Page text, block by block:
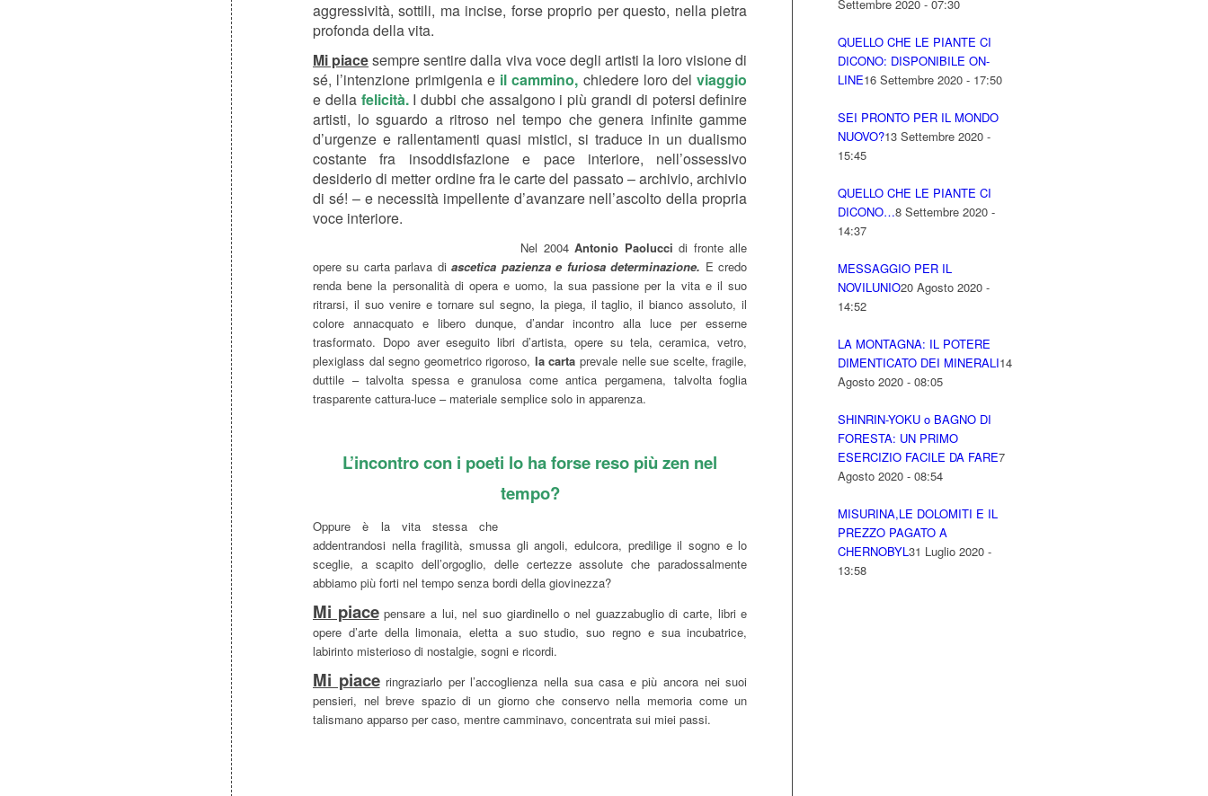
aggressività, sottili, ma incise, forse proprio per questo, nella pietra
profonda della vita.
Mi piacesempre sentire dalla viva voce degli artisti la loro visione di
sé, l’intenzione primigenia e il cammino, chiedere loro del viaggio
e della felicità. I dubbi che assalgono i più grandi di potersi definire
artisti, lo sguardo a ritroso nel tempo che genera infinite gamme
d’urgenze e rallentamenti quasi mistici, si traduce in un dualismo
costante fra insoddisfazione e pace interiore, nell’ossessivo
desiderio di metter ordine fra le carte del passato – archivio, archivio
di sé! – e necessità impellente d’avanzare nell’ascolto della propria
voce interiore.
Nel 2004Antonio Paolucci di fronte alle
opere su carta parlava diascetica pazienza e furiosa determinazione. E credo
renda bene la personalità di opera e uomo, la sua passione per la vita e il suo
ritrarsi, il suo venire e tornare sul segno, la piega, il taglio, il bianco assoluto, il
colore annacquato e libero dunque, d’andar incontro alla luce per esserne
trasformato. Dopo aver eseguito libri d’artista, opere su tela, ceramica, vetro,
plexiglass dal segno geometrico rigoroso, la carta prevale nelle sue scelte, fragile,
duttile – talvolta spessa e granulosa come antica pergamena, talvolta foglia
trasparente cattura-luce – materiale semplice solo in apparenza.
L’incontro con i poeti lo ha forse reso più zen nel
tempo?
Oppure è la vita stessa che
addentrandosi nella fragilità, smussa gli angoli, edulcora, predilige il sogno e lo
sceglie, a scapito dell’orgoglio, delle certezze assolute che paradossalmente
abbiamo più forti nel tempo senza bordi della giovinezza?
Mi piacepensare a lui, nel suo giardinello o nel guazzabuglio di carte, libri e
opere d’arte della limonaia, eletta a suo studio, suo regno e sua incubatrice,
labirinto misterioso di nostalgie, sogni e ricordi.
Mi piaceringraziarlo per l’accoglienza nella sua casa e più ancora nei suoi
pensieri, nel breve spazio di un giorno che conservo nella memoria come un
talismano apparso per caso, mentre camminavo, concentrata sui miei passi.
Settembre 2020 - 07:30
QUELLO CHE LE PIANTE CI
DICONO: DISPONIBILE ON-
LINE16 Settembre 2020 - 17:50
SEI PRONTO PER IL MONDO
NUOVO?13 Settembre 2020 -
15:45
QUELLO CHE LE PIANTE CI
DICONO…8 Settembre 2020 -
14:37
MESSAGGIO PER IL
NOVILUNIO20 Agosto 2020 -
14:52
LA MONTAGNA: IL POTERE
DIMENTICATO DEI MINERALI14
Agosto 2020 - 08:05
SHINRIN-YOKU o BAGNO DI
FORESTA: UN PRIMO
ESERCIZIO FACILE DA FARE7
Agosto 2020 - 08:54
MISURINA,LE DOLOMITI E IL
PREZZO PAGATO A
CHERNOBYL31 Luglio 2020 -
13:58